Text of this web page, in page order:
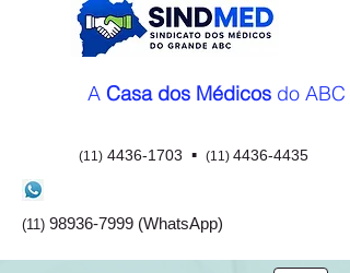
A Casa dos Médicos do ABC
(11) 4436-1703 ▪ (11) 4436-4435
(11) 98936-7999 (WhatsApp)